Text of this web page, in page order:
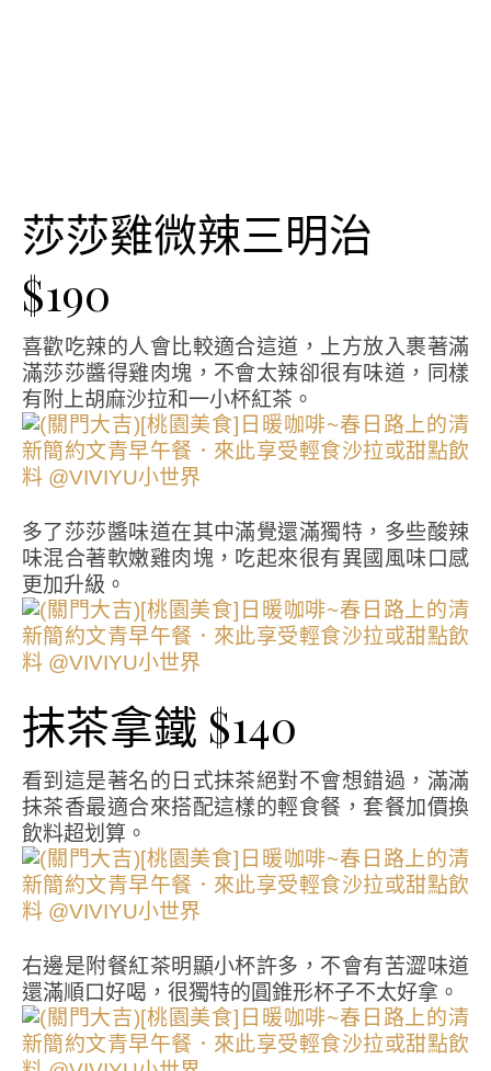
莎莎雞微辣三明治
$190
喜歡吃辣的人會比較適合這道，上方放入裹著滿
滿莎莎醬得雞肉塊，不會太辣卻很有味道，同樣
有附上胡麻沙拉和一小杯紅茶。
多了莎莎醬味道在其中滿覺還滿獨特，多些酸辣
味混合著軟嫩雞肉塊，吃起來很有異國風味口感
更加升級。
抹茶拿鐵 $140
看到這是著名的日式抹茶絕對不會想錯過，滿滿
抹茶香最適合來搭配這樣的輕食餐，套餐加價換
飲料超划算。
右邊是附餐紅茶明顯小杯許多，不會有苦澀味道
還滿順口好喝，很獨特的圓錐形杯子不太好拿。